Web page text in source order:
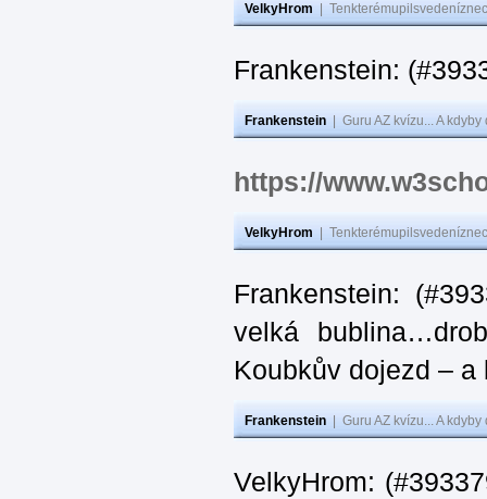
VelkyHrom
Frankenstein:
Frankenstein Guru AZ kvízu... A
https://
VelkyHrom
Frankenstein:
velká
Koubkův dojezd –
Frankenstein Guru AZ kvízu... A
VelkyHrom: